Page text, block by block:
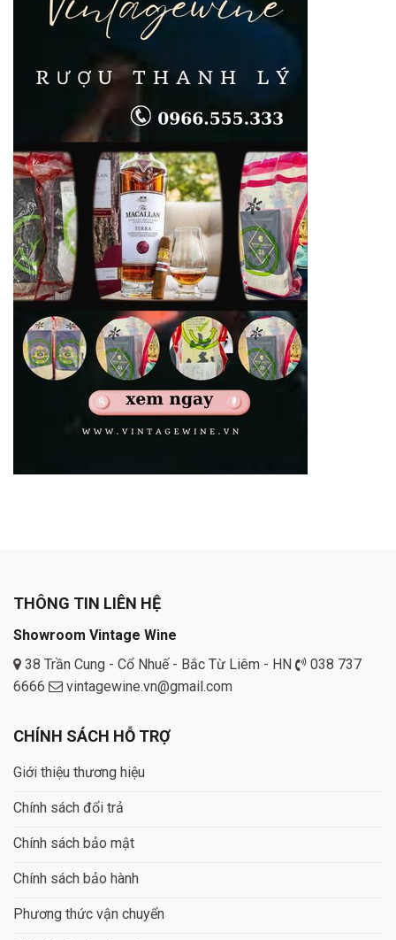
Cao
Tận
THÔNG TIN LIÊN HỆ
Showroom Vintage Wine
38 Trần Cung - Cổ Nhuế - Bắc Từ Liêm - HN
038 737
6666
vintagewine.vn@gmail.com
CHÍNH SÁCH HỖ TRỢ
Giới thiệu thương hiệu
Chính sách đổi trả
Chính sách bảo mật
Chính sách bảo hành
Phương thức vận chuyển